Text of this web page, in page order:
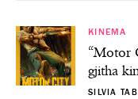
KINEMA
“Motor
gjitha
SILVIA